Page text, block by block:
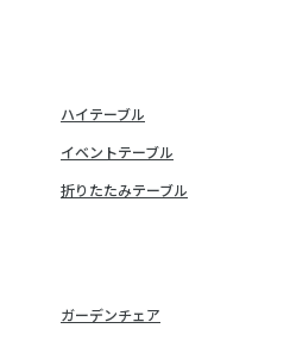
ハイテーブル
イベントテーブル
折りたたみテーブル
ガーデンチェア